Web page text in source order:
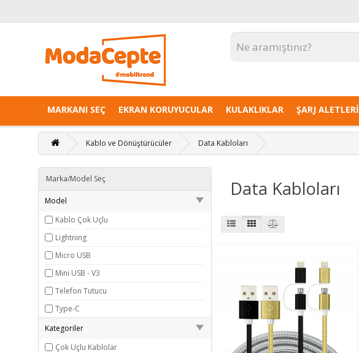
MARKANI SEÇ EKRAN KORUYUCULAR KULAKLIKLAR ŞARJ ALETLERI
Kablo ve Dönüştürücüler Data Kabloları
Marka/Model Seç
Model
Kablo Çok Uçlu
Lightning
Micro USB
Mini USB - V3
Telefon Tutucu
Type-C
Kategoriler
Çok Uçlu Kablolar
Data Kabloları